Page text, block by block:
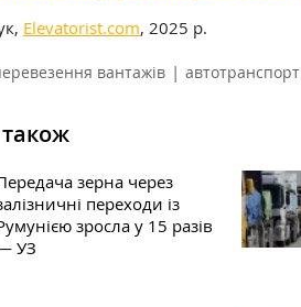
Elevatorist.com, 2025 р.
вантажів | автотранспорт
зерна через
переходи із
зросла у 15 разів
УЗ